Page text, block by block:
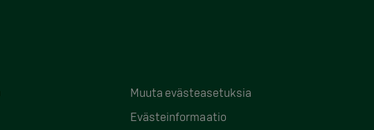
Muuta evästeasetuksia
Evästeinformaatio